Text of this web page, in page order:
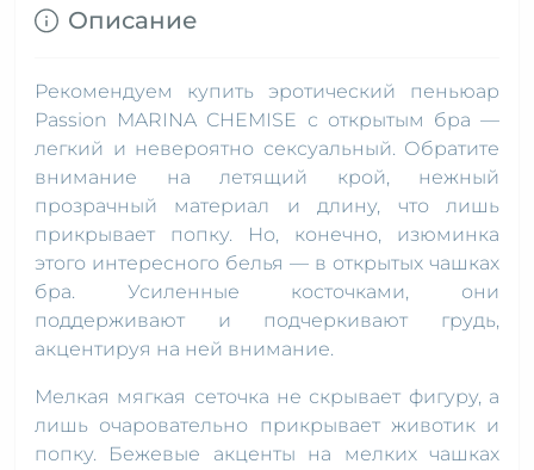
Описание
Рекомендуем купить эротический пеньюар
Passion MARINA CHEMISE с открытым бра —
легкий и невероятно сексуальный. Обратите
внимание на летящий крой, нежный
прозрачный материал и длину, что лишь
прикрывает попку. Но, конечно, изюминка
этого интересного белья — в открытых чашках
бра. Усиленные косточками, они
поддерживают и подчеркивают грудь,
акцентируя на ней внимание.
Мелкая мягкая сеточка не скрывает фигуру, а
лишь очаровательно прикрывает животик и
попку. Бежевые акценты на мелких чашках